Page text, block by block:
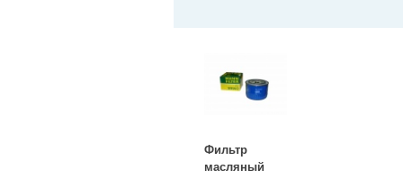
Фильтр
масляный